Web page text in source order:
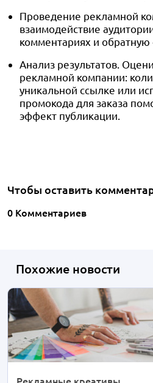
Проведение рекламной
взаимодействие
комментариях и обратную
Анализ результатов.
рекламной компании:
уникальной ссылке или
промокода для заказа
эффект публикации.
Чтобы оставить
0 Комментариев
Похожие новости